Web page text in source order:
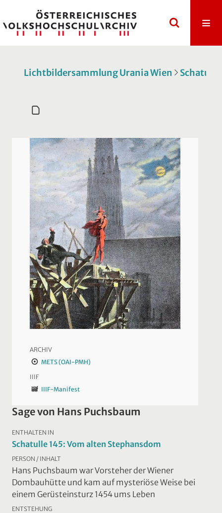
Lichtbildersammlung Urania Wien Schatulle
ARCHIV
METS (OAI-PMH)
IIIF
IIIF-Manifest
Sage von Hans Puchsbaum
ENTHALTEN IN
Schatulle 145: Vom alten Stephansdom
PERSON / INHALT
Hans Puchsbaum war Vorsteher der Wiener
Dombauhütte und kam auf mysteriöse Weise bei
einem Gerüsteinsturz 1454 ums Leben
ENTSTEHUNG